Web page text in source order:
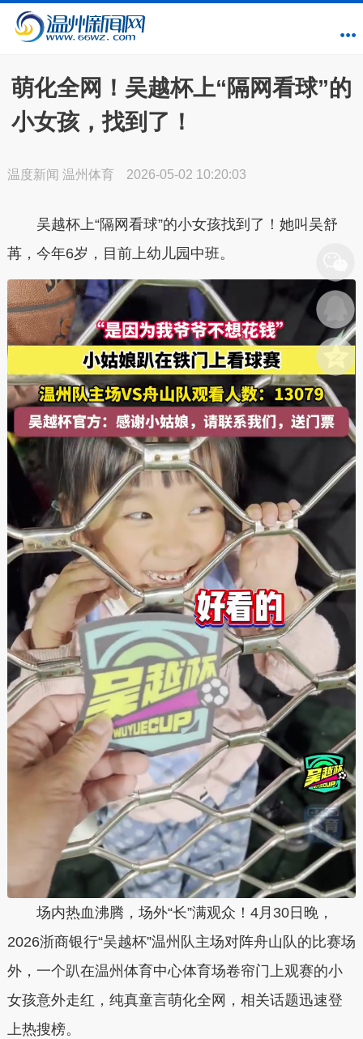
萌化全网！吴越杯上“隔网看球”的
小女孩，找到了！
温度新闻 温州体育 2026-05-02 10:20:03
吴越杯上“隔网看球”的小女孩找到了！ 她叫吴舒
苒，今年6岁，目前上幼儿园中班。
场内热血沸腾，场外“长”满观众！ 4月30日晚，
2026浙商银行“吴越杯”温州队主场对阵舟山队的比赛场
外，一个趴在温州体育中心体育场卷帘门上观赛的小
女孩意外走红，纯真童言萌化全网，相关话题迅速登
上热搜榜。